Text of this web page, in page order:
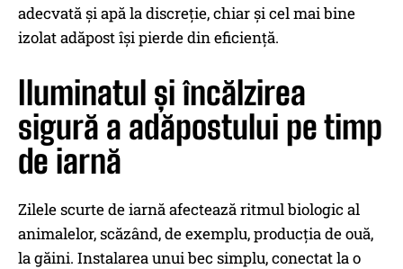
adecvată și apă la discreție, chiar și cel mai bine
izolat adăpost își pierde din eficiență.
Iluminatul și încălzirea
sigură a adăpostului pe timp
de iarnă
Zilele scurte de iarnă afectează ritmul biologic al
animalelor, scăzând, de exemplu, producția de ouă,
la găini. Instalarea unui bec simplu, conectat la o